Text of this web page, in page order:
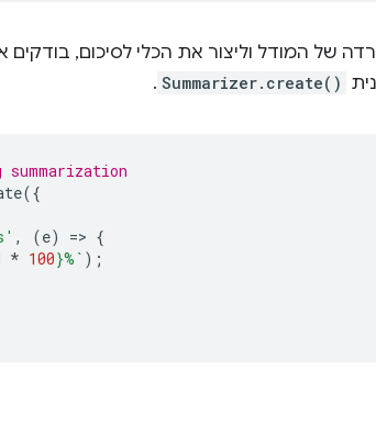
של המודל וליצור את הכלי לסיכום, בודקים
Summarizer.create()
.
({
, (e) => {
* 100}%` );